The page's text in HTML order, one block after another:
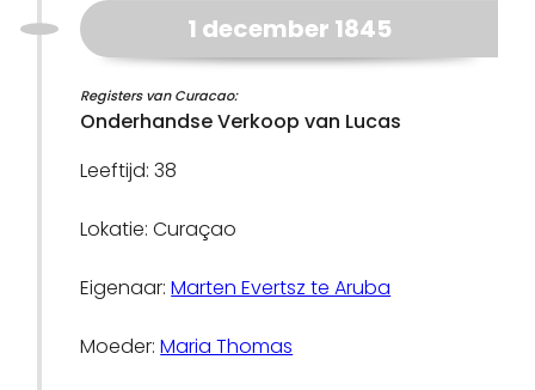
1 december 1845
Registers van Curacao:
Onderhandse Verkoop van Lucas
Leeftijd: 38
Lokatie: Curaçao
Eigenaar:Marten Evertsz te Aruba
Moeder:Maria Thomas